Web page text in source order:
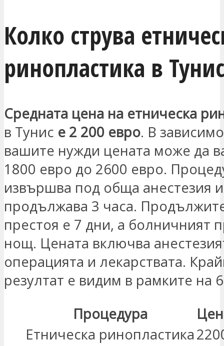
Колко струва
ринопластика в
Средната цена на етническа
в Тунис е 2 200 евро. В
вашите нужди цената може да
1800 евро до 2600 евро.
извършва под обща анестезия и
продължава 3 часа.
престоя е 7 дни, а болничният
нощ. Цената включва
операцията и лекарствата.
резултат е видим в рамките на
Процедура
Етническа ринопластика